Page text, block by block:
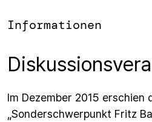
Informationen
Im Dezember 2015 erschien
„Sonderschwerpunkt Fritz